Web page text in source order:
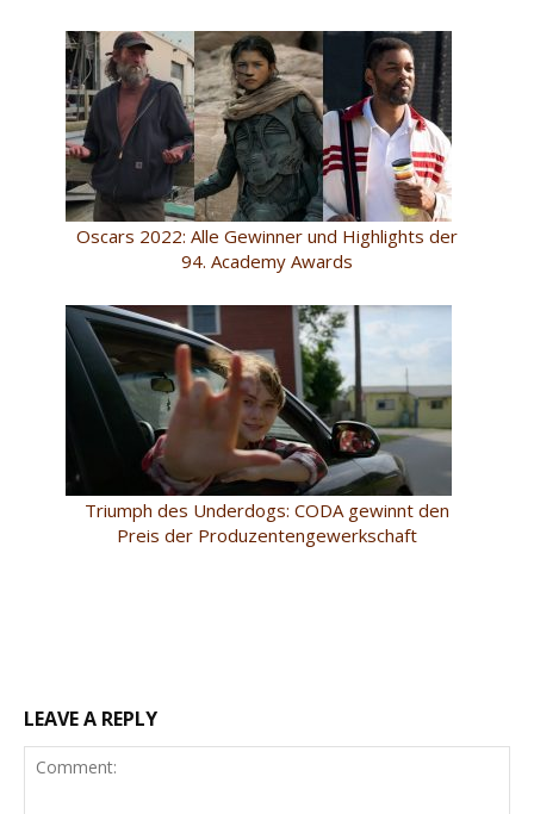
Oscars 2022: Alle Gewinner und Highlights der
94. Academy Awards
Triumph des Underdogs: CODA gewinnt den
Preis der Produzentengewerkschaft
LEAVE A REPLY